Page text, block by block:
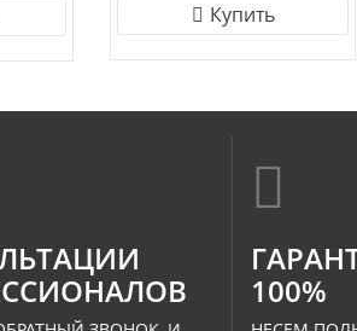
Купить
100%